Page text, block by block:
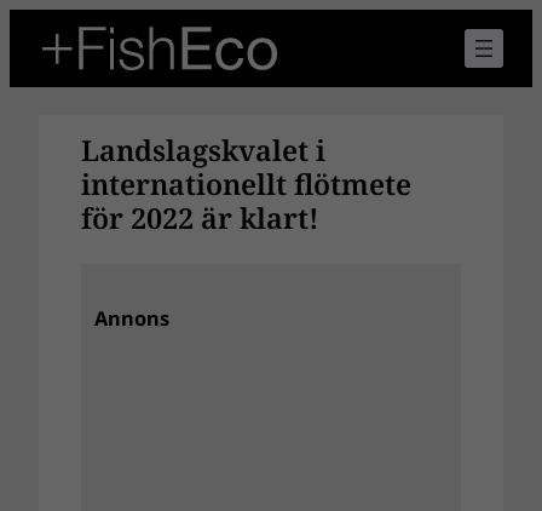
innehåll
Landslagskvalet i
internationellt flötmete
för 2022 är klart!
Annons